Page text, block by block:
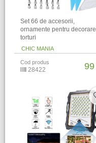
Set 66 de accesorii,
ornamente pentru decorare
torturi
CHIC MANIA
Cod produs
28422 99